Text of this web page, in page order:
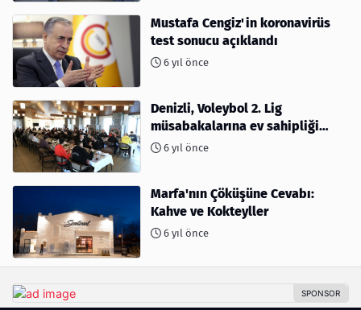
Mustafa Cengiz'in koronavirüs
test sonucu açıklandı
6 yıl önce
Denizli, Voleybol 2. Lig
müsabakalarına ev sahipliği
yapıyor
6 yıl önce
Marfa'nın Çöküşüne Cevabı:
Kahve ve Kokteyller
6 yıl önce